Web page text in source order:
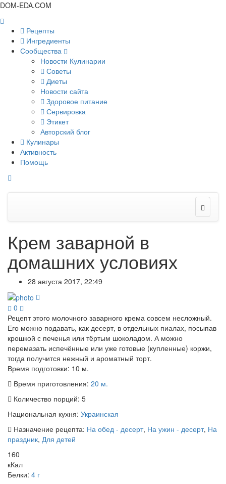
DOM-EDA.COM
Рецепты
Ингредиенты
Сообщества
Новости Кулинарии
Советы
Диеты
Новости сайта
Здоровое питание
Сервировка
Этикет
Авторский блог
Кулинары
Активность
Помощь
Крем заварной в
домашних условиях
28 августа 2017, 22:49
0
Рецепт этого молочного заварного крема совсем несложный.
Его можно подавать, как десерт, в отдельных пиалах, посыпав
крошкой с печенья или тёртым шоколадом. А можно
перемазать испечённые или уже готовые (купленные) коржи,
тогда получится нежный и ароматный торт.
Время подготовки: 10 м.
Время приготовления: 20 м.
Количество порций: 5
Национальная кухня: Украинская
Назначение рецепта: На обед - десерт, На ужин - десерт, На
праздник, Для детей
160
кКал
Белки: 4 г